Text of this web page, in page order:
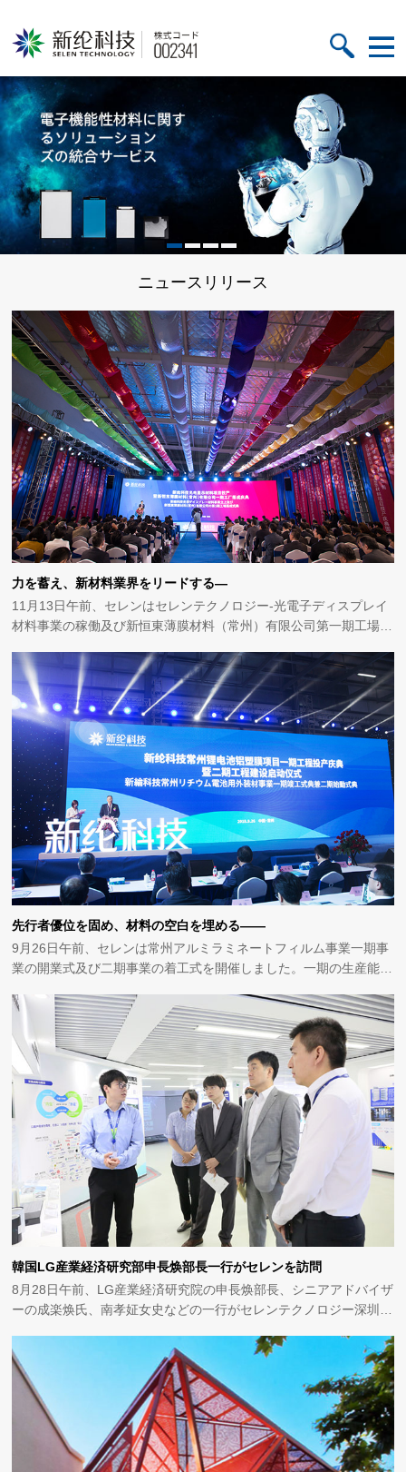
ニュースリリース
力を蓄え、新材料業界をリードする—
11月13日午前、セレンはセレンテクノロジー-光電子ディスプレイ
材料事業の稼働及び新恒東薄膜材料（常州）有限公司第一期工場の
先行者優位を固め、材料の空白を埋める——
9月26日午前、セレンは常州アルミラミネートフィルム事業一期事
業の開業式及び二期事業の着工式を開催しました。一期の生産能力
フィルム量産の空白を埋めることができます。二期は来年第2四半
期に生産を開始する予定で、さらに間もなく生産拡大する日本の生
産ラインを合わせると、日本三重と中国常州の二大アルミラミネー
トフィルム基地の月間生産能力は900万平米/月に達し、年間生産能
力は1億枚以上になります。
韓国LG産業経済研究部申長焕部長一行がセレンを訪問
8月28日午前、LG産業経済研究院の申長焕部長、シニアアドバイザ
ーの成楽焕氏、南孝姃女史などの一行がセレンテクノロジー深圳本
経理、新複合材料市場と技術者などが韓国LGから訪れた専門家を
心から歓迎し、双方は新エネルギー車用電池及び電池ソフトパック
技術と今後の発展、常緑方向について意見を交換しました。